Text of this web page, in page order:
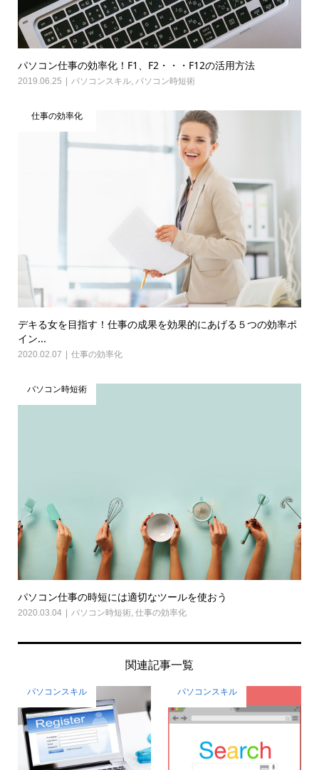
パソコン仕事の効率化！F1、F2・・・F12の活用方法
2019.06.25 パソコンスキル, パソコン時短術
仕事の効率化
デキる女を目指す！仕事の成果を効果的にあげる５つの効率ポ
イン...
2020.02.07 仕事の効率化
パソコン時短術
パソコン仕事の時短には適切なツールを使おう
2020.03.04 パソコン時短術, 仕事の効率化
関連記事一覧
パソコンスキル パソコンスキル